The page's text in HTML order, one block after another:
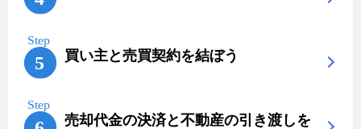
買い主と売買契約を結ぼう
売却代金の決済と不動産の引き渡しを